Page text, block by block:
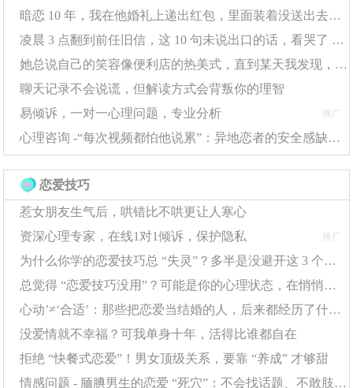
重影响判断力。处理这类情感问题时，可以通过规律运动
来平衡激素水平，每周3次有氧运动能使情绪稳定性提升4
5%。
社交支持对缓解情感问题效果显著。拥有5个以上知心
朋友的人，其暗恋痛苦程度比孤独者低60%。面对情感问
题时，建议建立稳固的倾诉渠道，这种社会支持能使心理
压力降低50%以上。
认知重构技术能有效改善情感问题。心理学实验证
明，经过8周认知行为治疗的暗恋者，其非理性信念减少7
5%。解决这类情感问题时，可以采用"利弊分析法"，客观
评估暗恋对象的优缺点，这种方法能使执念程度降低5
5%。
0%的暗恋情感会在6-12个月内自然淡化。在应对这类情感
暗恋 10 年，我在他婚礼上递出红包，里面装着没送出去的告白信
凌晨 3 点翻到前任旧信，这 10 句未说出口的话，看哭了 10000 人
她总说自己的笑容像便利店的热美式，直到某天我发现，那杯咖啡早就凉透了
聊天记录不会说谎，但解读方式会背叛你的理智
易倾诉，一对一心理问题，专业分析
推广
心理咨询 -“每次视频都怕他说累”：异地恋者的安全感缺失，该怎么靠自己补回来？
恋爱技巧
惹女朋友生气后，哄错比不哄更让人寒心
资深心理专家，在线1对1倾诉，保护隐私
推广
为什么你学的恋爱技巧总 “失灵”？多半是没避开这 3 个隐形误区
总觉得 “恋爱技巧没用”？可能是你的心理状态，在悄悄拖后腿
心动’≠‘合适’：那些把恋爱当结婚的人，后来都经历了什么？
没爱情就不幸福？可我单身十年，活得比谁都自在
拒绝 “快餐式恋爱”！男女顶级关系，要靠 “养成” 才够甜
情感问题 - 腼腆男生的恋爱 “死穴”：不会找话题、不敢肢体接触？这样改超简单